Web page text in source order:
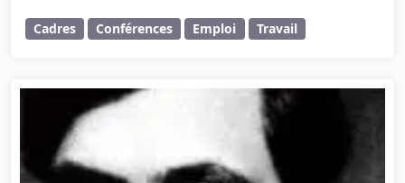
Cadres Conférences Emploi Travail